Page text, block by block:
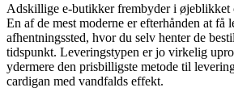
Adskillige e-butikker frembyder i øjeblikket
En af de mest moderne er efterhånden at få
afhentningssted, hvor du selv henter de
tidspunkt. Leveringstypen er jo virkelig
ydermere den prisbilligste metode til
cardigan med vandfalds effekt.